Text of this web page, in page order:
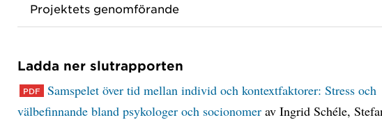
Projektets genomförande
Ladda ner slutrapporten
Samspelet över tid mellan individ och kontextfaktorer: Stress och
välbefinnande bland psykologer och socionomer av Ingrid Schéle,